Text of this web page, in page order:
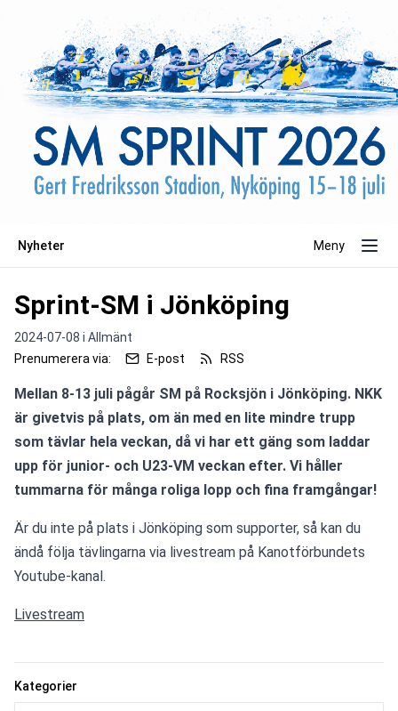
Nyheter Meny
Kategorier
Sprint-SM i Jönköping
2024-07-08 i Allmänt
Prenumerera via:
E-post RSS
Mellan 8-13 juli pågår SM på Rocksjön i Jönköping. NKK
är givetvis på plats, om än med en lite mindre trupp
som tävlar hela veckan, då vi har ett gäng som laddar
upp för junior- och U23-VM veckan efter. Vi håller
tummarna för många roliga lopp och fina framgångar!
Är du inte på plats i Jönköping som supporter, så kan du
ändå följa tävlingarna via livestream på Kanotförbundets
Youtube-kanal.
Livestream